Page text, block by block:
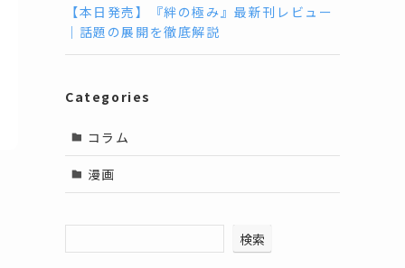
【本日発売】『絆の極み』最新刊レビュー
｜話題の展開を徹底解説
Categories
コラム
漫画
検索